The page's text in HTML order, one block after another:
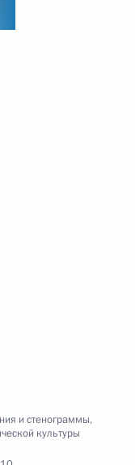
и стенограммы,
культуры